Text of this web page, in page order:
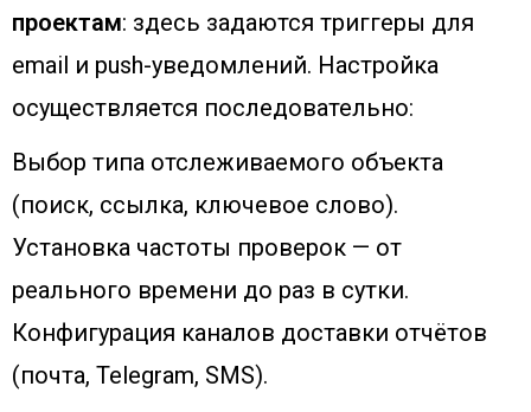
проектам: здесь задаются триггеры для
email и push-уведомлений. Настройка
осуществляется последовательно:
Выбор типа отслеживаемого объекта
(поиск, ссылка, ключевое слово).
Установка частоты проверок — от
реального времени до раз в сутки.
Конфигурация каналов доставки отчётов
(почта, Telegram, SMS).